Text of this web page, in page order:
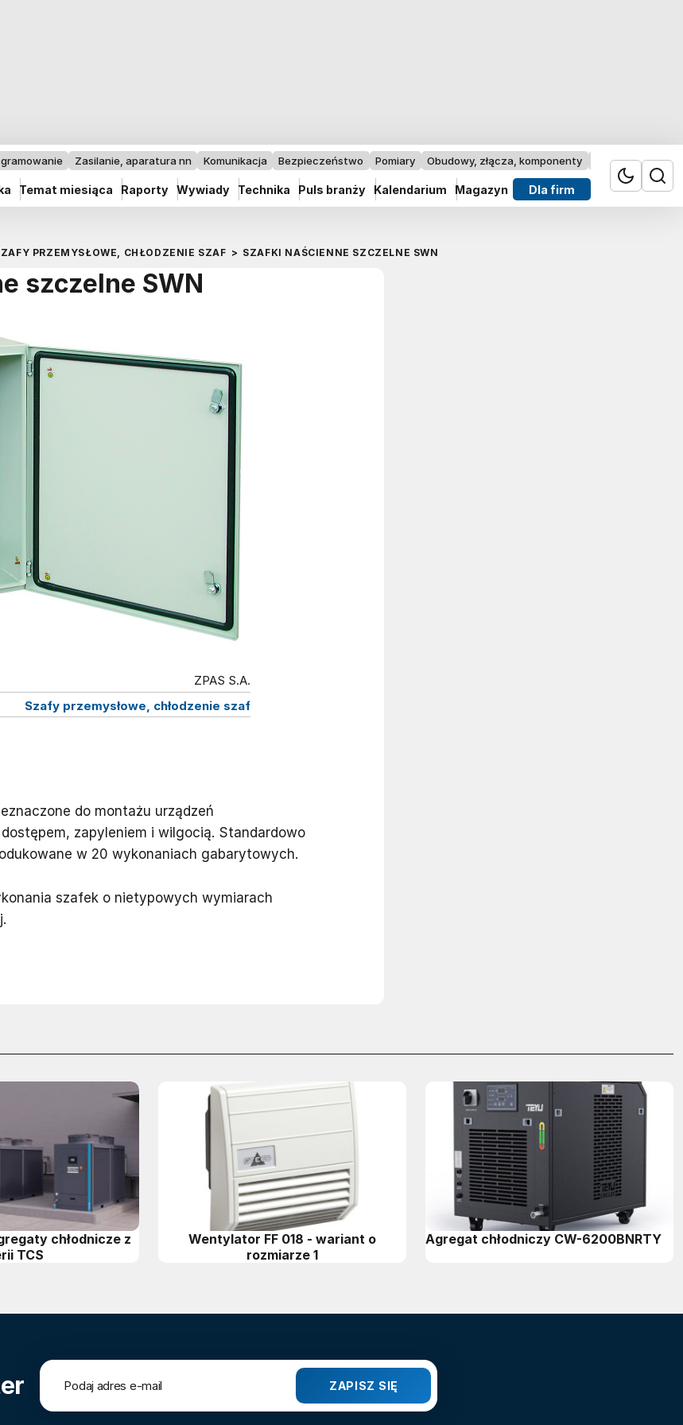
Zasilanie, aparatura nn Komunikacja Bezpieczeństwo Pomiary Obudowy, złącza, komponenty Przemysł 4.0
Temat miesiąca Raporty Wywiady Technika Puls branży Kalendarium Magazyn Dla firm
PRZEMYSŁOWE, CHŁODZENIE SZAF > SZAFKI NAŚCIENNE SZCZELNE SWN
szczelne SWN
ZPAS S.A.
Szafy przemysłowe, chłodzenie szaf
do montażu urządzeń
zapyleniem i wilgocią. Standardowo
w 20 wykonaniach gabarytowych.
szafek o nietypowych wymiarach
chłodnicze z
TCS
Wentylator FF 018 - wariant o
rozmiarze 1
Agregat chłodniczy CW-6200BNRTY